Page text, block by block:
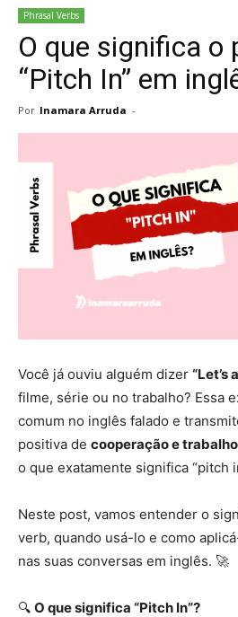
Phrasal Verbs
O que significa o
“Pitch In” em
Por Inamara Arruda -
Você já ouviu alguém dizer “Let’s
filme, série ou no trabalho? Essa
comum no inglês falado e
positiva de cooperação e
o que exatamente significa “pitch
Neste post, vamos entender o
verb, quando usá-lo e como
nas suas conversas em inglês. 🚀
🔍 O que significa “Pitch In”?